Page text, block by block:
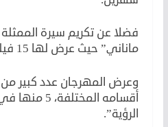
فضلا عن تكريم سيرة الممثلة
ماناني” حيث عرض لها 15 فيلم من أهم أفلامها.
وعرض المهرجان عدد كبير
أقسامه
الرؤية”.